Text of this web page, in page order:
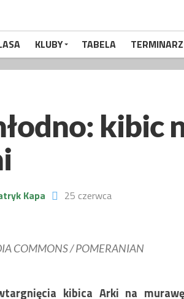
KLUBY TABELA TERMINARZ
kibic
Kapa 25 czerwca
COMMONS / POMERANIAN
kibica Arki na